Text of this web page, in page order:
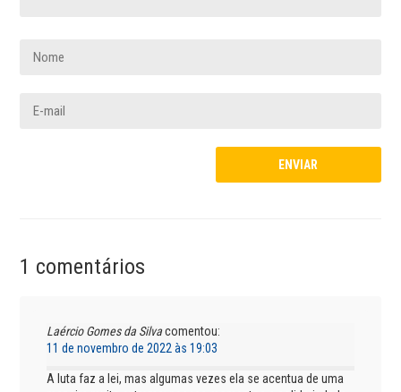
1 comentários
Laércio Gomes da Silva comentou:
11 de novembro de 2022 às 19:03
A luta faz a lei, mas algumas vezes ela se acentua de uma